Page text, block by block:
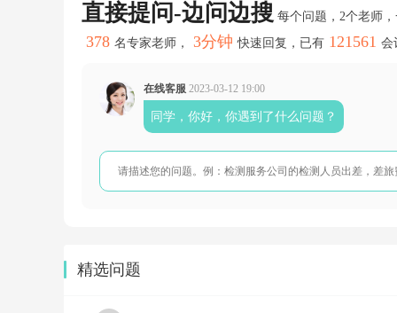
直接提问-边问边搜 每个问题，2个老师
378 名专家老师， 3分钟 快速回复，已有 121561 会
在线客服 2023-03-12 19:00
同学，你好，你遇到了什么问题？
精选问题